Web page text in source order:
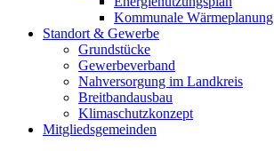
Kommunale Wärmeplanung
Standort & Gewerbe
Grundstücke
Gewerbeverband
Nahversorgung im Landkreis
Breitbandausbau
Klimaschutzkonzept
Mitgliedsgemeinden